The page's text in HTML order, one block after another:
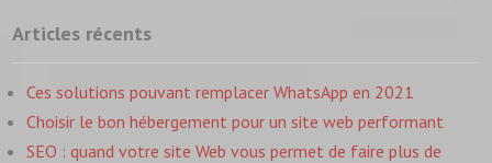
Articles récents
Ces solutions pouvant remplacer WhatsApp en 2021
Choisir le bon hébergement pour un site web performant
SEO : quand votre site Web vous permet de faire plus de